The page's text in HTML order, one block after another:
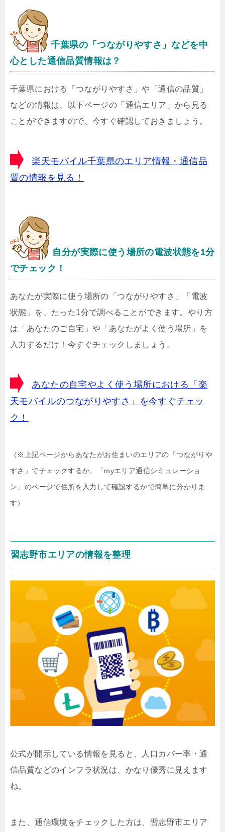
千葉県の「つながりやすさ」などを中
心とした通信品質情報は？
千葉県における「つながりやすさ」や「通信の品質」
などの情報は、以下ページの「通信エリア」から見る
ことができますので、今すぐ確認しておきましょう。
楽天モバイル千葉県のエリア情報・通信品
質の情報を見る！
自分が実際に使う場所の電波状態を1分
でチェック！
あなたが実際に使う場所の「つながりやすさ」「電波
状態」を、たった1分で調べることができます。やり方
は「あなたのご自宅」や「あなたがよく使う場所」を
入力するだけ！今すぐチェックしましょう。
あなたの自宅やよく使う場所における「楽
天モバイルのつながりやすさ」を今すぐチェッ
ク！
（※上記ページからあなたがお住まいのエリアの「つながりや
すさ」でチェックするか、「myエリア通信シミュレーショ
ン」のページで住所を入力して確認するかで簡単に分かりま
す）
習志野市エリアの情報を整理
公式が開示している情報を見ると、人口カバー率・通
信品質などのインフラ状況は、かなり優秀に見えます
ね。
また、通信環境をチェックした方は、習志野市エリア